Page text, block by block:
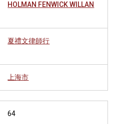
HOLMAN FENWICK WILLAN
夏禮文律師行
上海市
64